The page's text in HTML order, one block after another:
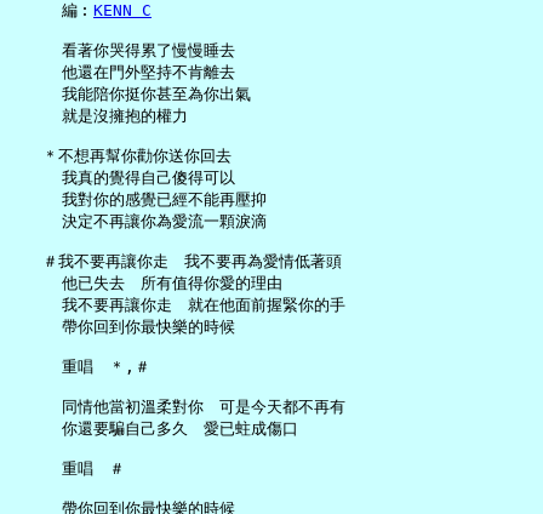
     編︰
KENN C
     看著你哭得累了慢慢睡去
     他還在門外堅持不肯離去
     我能陪你挺你甚至為你出氣
     就是沒擁抱的權力
   ＊不想再幫你勸你送你回去
     我真的覺得自己傻得可以
     我對你的感覺已經不能再壓抑
     決定不再讓你為愛流一顆淚滴
   ＃我不要再讓你走　我不要再為愛情低著頭
     他已失去　所有值得你愛的理由
     我不要再讓你走　就在他面前握緊你的手
     帶你回到你最快樂的時候
     重唱　＊,＃
     同情他當初溫柔對你　可是今天都不再有
     你還要騙自己多久　愛已蛀成傷口
     重唱　＃